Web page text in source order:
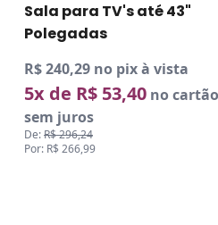
Sala para TV's até 43"
Polegadas
R$ 240,29 no pix à vista
5x de R$ 53,40no cartão
sem juros
De:R$ 296,24
Por: R$ 266,99